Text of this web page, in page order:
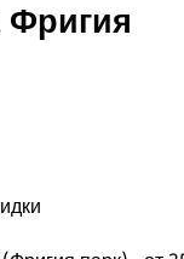
Фригия